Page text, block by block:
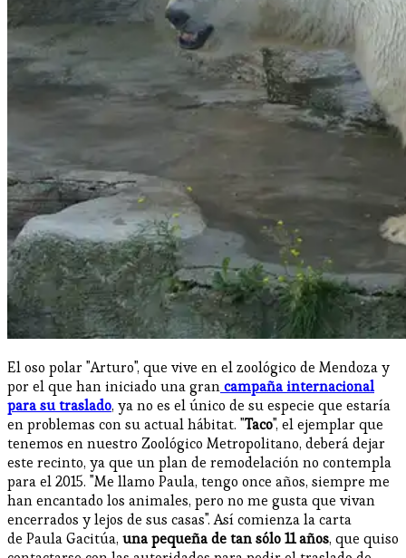
El oso polar "Arturo", que vive en el zoológico de Mendoza y
por el que han iniciado una grancampaña internacional
para su traslado, ya no es el único de su especie que estaría
en problemas con su actual hábitat. "Taco", el ejemplar que
tenemos en nuestro Zoológico Metropolitano, deberá dejar
este recinto, ya que un plan de remodelación no contempla
para el 2015. "Me llamo Paula, tengo once años, siempre me
han encantado los animales, pero no me gusta que vivan
encerrados y lejos de sus casas". Así comienza la carta
de Paula Gacitúa, una pequeña de tan sólo 11 años, que quiso